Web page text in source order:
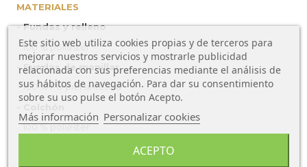
MATERIALES
- Fundas y relleno
100 % poliéster
- Fundas de manillar
100 % PU piel sintética
100 % poliéster
Este sitio web utiliza cookies propias y de terceros para
mejorar nuestros servicios y mostrarle publicidad
relacionada con sus preferencias mediante el análisis de
sus hábitos de navegación. Para dar su consentimiento
sobre su uso pulse el botón Acepto.
Más información Personalizar cookies
ACEPTO